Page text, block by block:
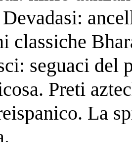
classiche
seguaci del
Preti
La